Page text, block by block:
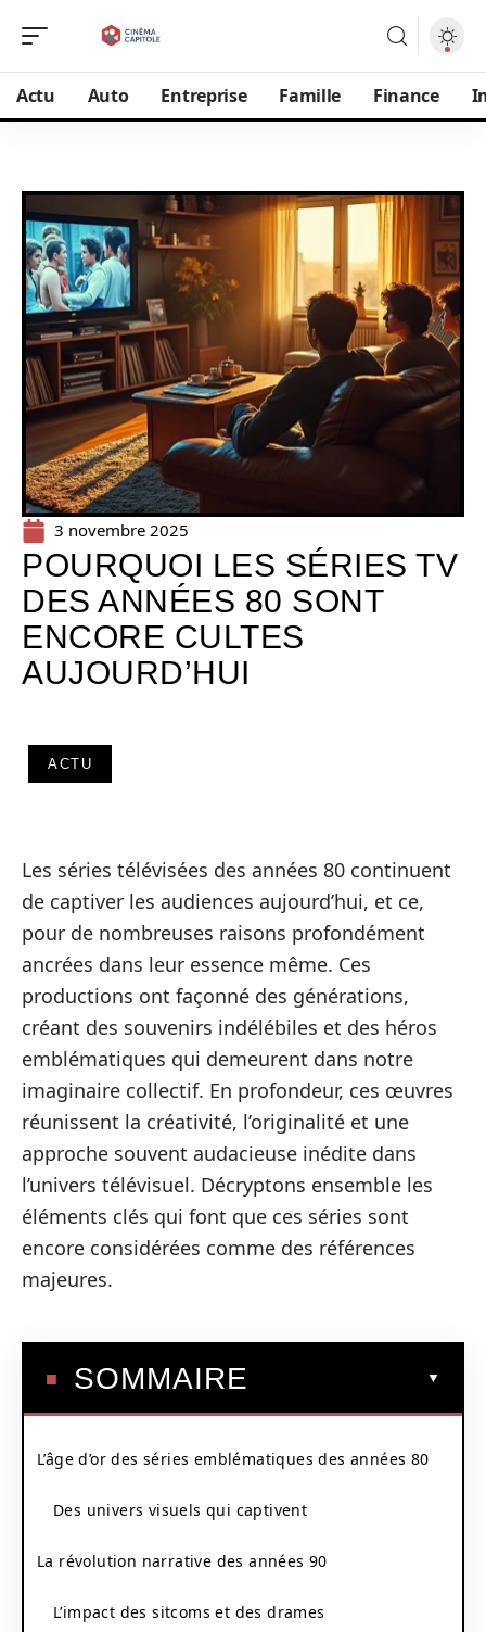
Actu Auto Entreprise Famille Finance
3 novembre 2025
POURQUOI LES SÉRIES TV
DES ANNÉES 80 SONT
ENCORE CULTES
AUJOURD’HUI
ACTU
Les séries télévisées des années 80 continuent
de captiver les audiences aujourd’hui, et ce,
pour de nombreuses raisons profondément
ancrées dans leur essence même. Ces
productions ont façonné des générations,
créant des souvenirs indélébiles et des héros
emblématiques qui demeurent dans notre
imaginaire collectif. En profondeur, ces œuvres
réunissent la créativité, l’originalité et une
approche souvent audacieuse inédite dans
l’univers télévisuel. Décryptons ensemble les
éléments clés qui font que ces séries sont
encore considérées comme des références
majeures.
SOMMAIRE
L’âge d’or des séries emblématiques des années 80
Des univers visuels qui captivent
La révolution narrative des années 90
L’impact des sitcoms et des drames